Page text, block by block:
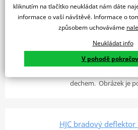
Do košíku
dechem. Obrázek je
HJC bradový deflektor
kliknutím na tlačítko neukládat nám dáte
informace o vaší návštěvě. Informace o
způsobem uchováváme
Neukládat info
V pohodě